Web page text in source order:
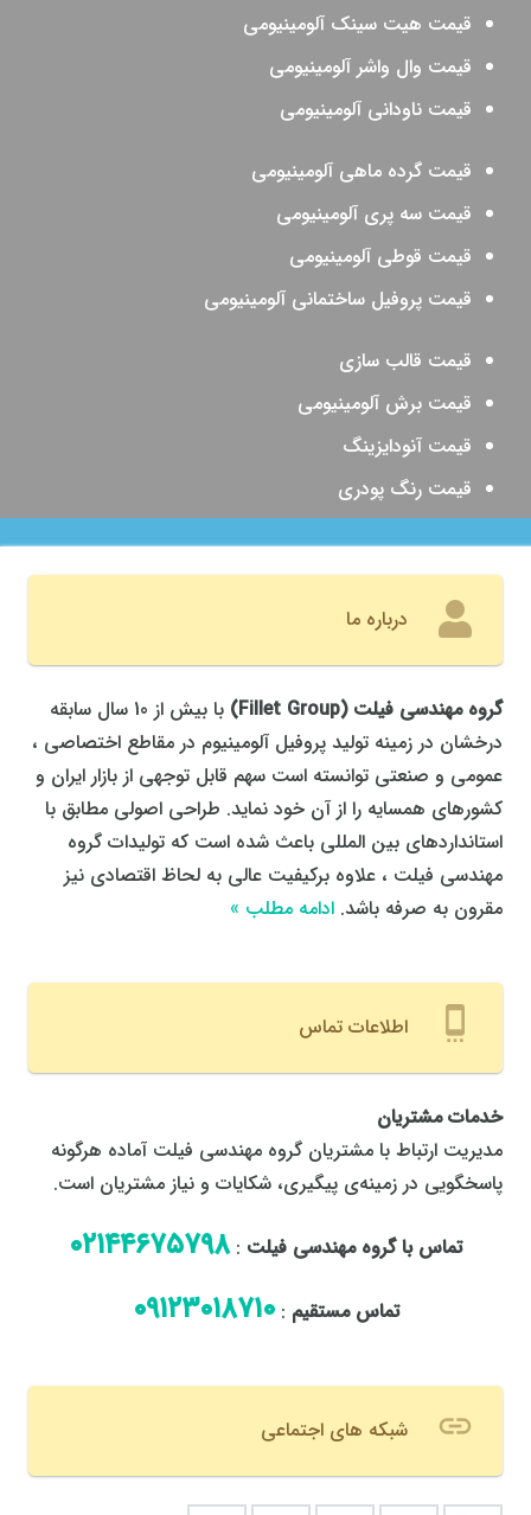
قیمت هیت سینک آلومینیومی
قیمت وال واشر آلومینیومی
قیمت ناودانی آلومینیومی
قیمت گرده ماهی آلومینیومی
قیمت سه پری آلومینیومی
قیمت قوطی آلومینیومی
قیمت پروفیل ساختمانی آلومینیومی
قیمت قالب سازی
قیمت برش آلومینیومی
قیمت آنودایزینگ
قیمت رنگ پودری
درباره ما
گروه مهندسی فیلت (
Fillet Group
)
با بیش از 10 سال سابقه
درخشان در زمینه تولید پروفیل آلومینیوم در مقاطع اختصاصی ،
عمومی و صنعتی توانسته است سهم قابل توجهی از بازار ایران و
کشورهای همسایه را از آن خود نماید. طراحی اصولی مطابق با
استانداردهای بین المللی باعث شده است که تولیدات گروه
مهندسی فیلت ، علاوه برکیفیت عالی به لحاظ اقتصادی نیز
مقرون به صرفه باشد. ادامه مطلب »
settings_cell اطلاعات تماس
خدمات مشتریان
مدیریت ارتباط با مشتریان گروه مهندسی فیلت آماده هرگونه
پاسخگویی در زمینه‌ی پیگیری، شکایات و نیاز مشتریان است.
تماس با گروه مهندسی فیلت :٠٢١٤٤٦٧٥٧٩٨
تماس مستقیم :٠٩١٢٣٠١٨٧١٠
link شبکه های اجتماعی